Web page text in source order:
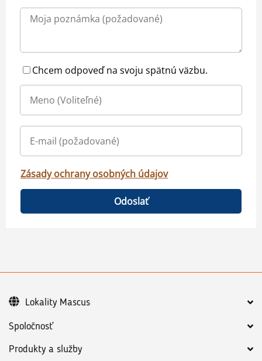
Chcem odpoveď na svoju spätnú väzbu.
Zásady ochrany osobných údajov
Odoslať
Spoločnosť
Produkty a služby
Lokality Mascus